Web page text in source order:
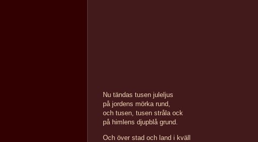
Nu tändas tusen juleljus
på jordens mörka rund,
och tusen, tusen stråla ock
på himlens djupblå grund.
Och över stad och land i kväll